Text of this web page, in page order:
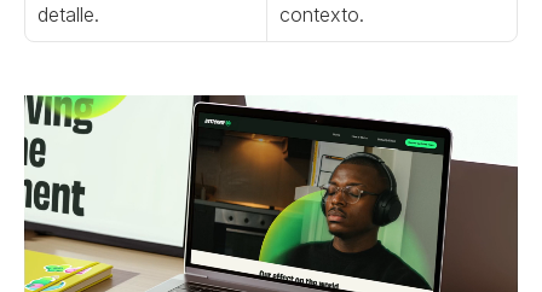
detalle.
contexto.